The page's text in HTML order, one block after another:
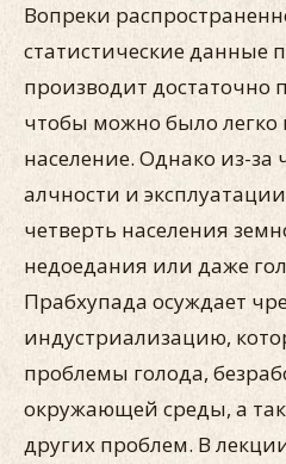
Вопреки
статистические данные
производит достаточно
чтобы можно было легко
население. Однако из-за
алчности и
четверть населения
недоедания или даже
Прабхупада осуждает
индустриализацию,
проблемы голода,
окружающей среды, а
других проблем. В